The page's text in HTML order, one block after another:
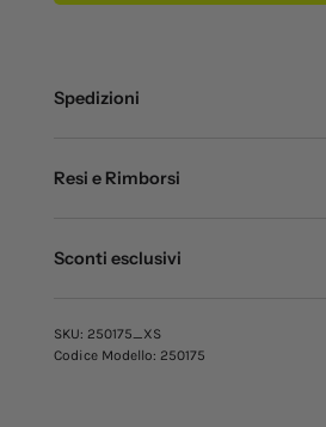
Spedizioni
Resi e Rimborsi
Sconti esclusivi
SKU: 250175_XS
Codice Modello: 250175